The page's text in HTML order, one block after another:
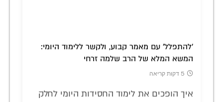
'להתפלל' עם מאמר קבוע, ולקשר ללימוד היומי:
המשא המלא של הרב שלמה זרחי
5 דקות קריאה
איך הופכים את לימוד החסידות היומי לחלק